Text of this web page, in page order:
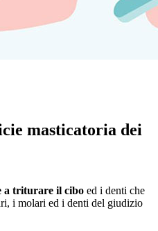
masticatoria dei
a triturare il cibo ed i denti che
i molari ed i denti del giudizio